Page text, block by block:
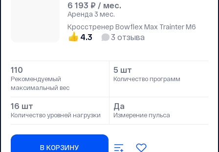
6 193 ₽ / мес.
Аренда 3 мес.
Кросстренер Bowflex Max Trainter M6
4.3 3 отзыва
110
Рекомендуемый
максимальный вес
5 шт
Количество программ
16 шт
Количество уровней нагрузки
Да
Измерение пульса
В КОРЗИНУ